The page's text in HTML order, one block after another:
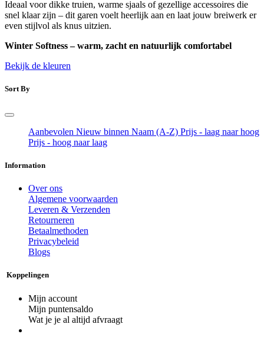
Ideaal voor dikke truien, warme sjaals of gezellige accessoires die
snel klaar zijn – dit garen voelt heerlijk aan en laat jouw breiwerk er
even stijlvol als knus uitzien.
Winter Softness – warm, zacht en natuurlijk comfortabel
Bekijk de kleuren
Sort By
Aanbevolen Nieuw binnen Naam (A-Z) Prijs - laag naar hoog
Prijs - hoog naar laag
Information
Over ons
Algemene voorwaarden
Leveren & Verzenden
Retourneren
Betaalmethoden
Privacybeleid
Blogs
Koppelingen
Mijn account
Mijn puntensaldo
Wat je je al altijd afvraagt